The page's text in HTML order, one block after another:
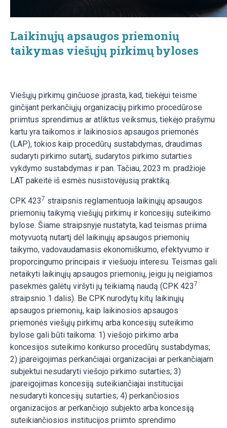
Laikinųjų apsaugos priemonių
taikymas viešųjų pirkimų byloses
Viešųjų pirkimų ginčuose įprasta, kad, tiekėjui teisme
ginčijant perkančiųjų organizacijų pirkimo procedūrose
priimtus sprendimus ar atliktus veiksmus, tiekėjo prašymu
kartu yra taikomos ir laikinosios apsaugos priemonės
(LAP), tokios kaip procedūrų sustabdymas, draudimas
sudaryti pirkimo sutartį, sudarytos pirkimo sutarties
vykdymo sustabdymas ir pan. Tačiau, 2023 m. pradžioje
LAT pakeitė iš esmės nusistovėjusią praktiką.
CPK 4237 straipsnis reglamentuoja laikinųjų apsaugos
priemonių taikymą viešųjų pirkimų ir koncesijų suteikimo
bylose. Šiame straipsnyje nustatyta, kad teismas priima
motyvuotą nutartį dėl laikinųjų apsaugos priemonių
taikymo, vadovaudamasis ekonomiškumo, efektyvumo ir
proporcingumo principais ir viešuoju interesu. Teismas gali
netaikyti laikinųjų apsaugos priemonių, jeigu jų neigiamos
pasekmės galėtų viršyti jų teikiamą naudą (CPK 4237
straipsnio 1 dalis). Be CPK nurodytų kitų laikinųjų
apsaugos priemonių, kaip laikinosios apsaugos
priemonės viešųjų pirkimų arba koncesijų suteikimo
bylose gali būti taikoma: 1) viešojo pirkimo arba
koncesijos suteikimo konkurso procedūrų sustabdymas;
2) įpareigojimas perkančiajai organizacijai ar perkančiajam
subjektui nesudaryti viešojo pirkimo sutarties; 3)
įpareigojimas koncesiją suteikiančiajai institucijai
nesudaryti koncesijų sutarties; 4) perkančiosios
organizacijos ar perkančiojo subjekto arba koncesiją
suteikiančiosios institucijos priimto sprendimo